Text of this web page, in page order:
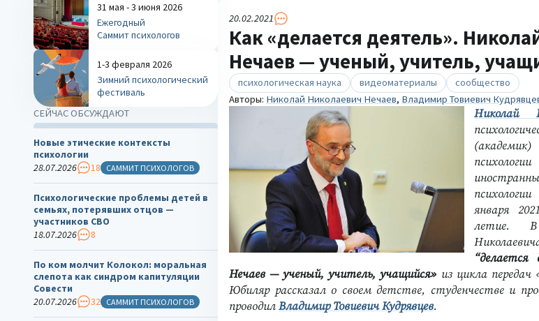
20.02.2021
Как «делается деятель».
Нечаев — ученый, учитель,
психологическая наука видеоматериалы
сообщество
Авторы: Николай Николаевич Нечаев, Владимир Товиевич
Николай
января
летие.
“делается
Нечаев — ученый, учитель, учащийся» из цикла
Юбиляр рассказал о своем детстве, студенчестве и
проводилВладимир Товиевич Кудрявцев.
31 мая - 3 июня 2026
Ежегодный
Саммит психологов
1-3 февраля 2026
Зимний психологический
фестиваль
СЕЙЧАС ОБСУЖДАЮТ
Новые этические контексты
психологии
28.07.2026
18 САММИТ ПСИХОЛОГОВ
Психологические проблемы детей в
семьях, потерявших отцов —
участников СВО
18.07.2026
8
По ком молчит Колокол: моральная
слепота как синдром капитуляции
Совести
20.07.2026
32 САММИТ ПСИХОЛОГОВ